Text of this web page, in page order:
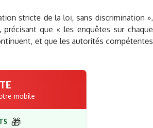
stricte de la loi, sans discrimination »,
, précisant que « les enquêtes sur chaque
et que les autorités compétentes
mobile
🎁